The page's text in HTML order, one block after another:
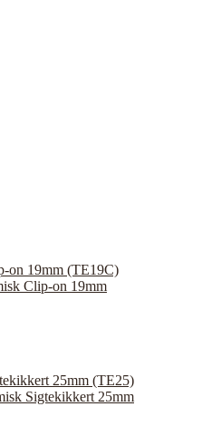
Clip-on 19mm
Sigtekikkert 25mm